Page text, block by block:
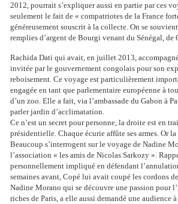
2012, pourrait s’expliquer aussi en partie par ces
seulement le fait de « compatriotes de la France
généreusement souscrit à la collecte. On se
remplies d’argent de Bourgi venant du Sénégal, de
Rachida Dati qui avait, en juillet 2013,
invitée par le gouvernement congolais pour son
reboisement. Ce voyage est particulièrement
engagée en tant que parlementaire européenne à
d’un zoo. Elle a fait, via l’ambassade du Gabon à
parler jardin d’acclimatation.
Ce n’est un secret pour personne, la droite est en
présidentielle. Chaque écurie affûte ses armes. Or
Beaucoup s’interrogent sur le voyage de Nadine
l’association « les amis de Nicolas Sarkozy ».
personnellement impliqué en défendant
semaines avant, Copé lui avait coupé les cordons
Nadine Morano qui se découvre une passion pour
riches de Paris, a elle aussi demandé une audience